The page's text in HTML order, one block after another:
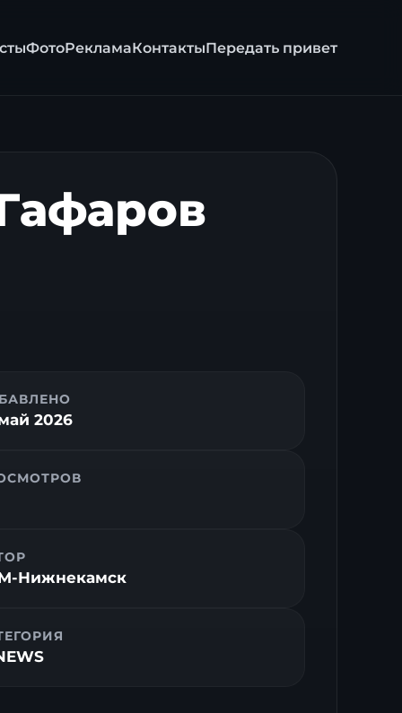
ФотоРекламаКонтактыПередать привет
2026
Нижнекамск